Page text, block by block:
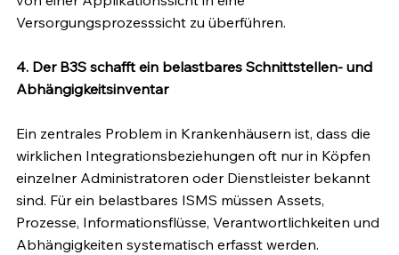
Versorgungsprozesssicht zu überführen.
4. Der B3S schafft ein belastbares Schnittstellen- und
Abhängigkeitsinventar
Ein zentrales Problem in Krankenhäusern ist, dass die
wirklichen Integrationsbeziehungen oft nur in Köpfen
einzelner Administratoren oder Dienstleister bekannt
sind. Für ein belastbares ISMS müssen Assets,
Prozesse, Informationsflüsse, Verantwortlichkeiten und
Abhängigkeiten systematisch erfasst werden.